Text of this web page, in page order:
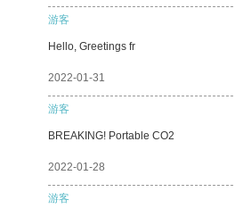
游客
Hello, Greetings fr
2022-01-31
游客
BREAKING! Portable CO2
2022-01-28
游客